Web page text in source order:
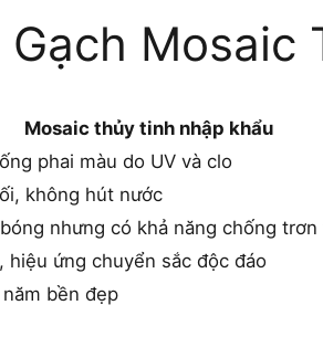
Gạch
Mosaic thủy tinh nhập khẩu
phai màu do UV và clo
không hút nước
nhưng có khả năng chống
hiệu ứng chuyển sắc độc đáo
bền đẹp